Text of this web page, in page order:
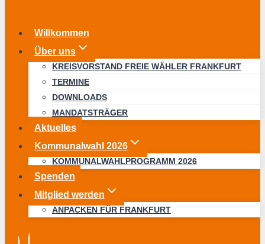
Willkommen
Über uns
KREISVORSTAND FREIE WÄHLER FRANKFURT
TERMINE
DOWNLOADS
MANDATSTRÄGER
Aktuelles
Kommunalwahl 2026
KOMMUNALWAHLPROGRAMM 2026
Spenden
Mitglied werden
ANPACKEN FÜR FRANKFURT